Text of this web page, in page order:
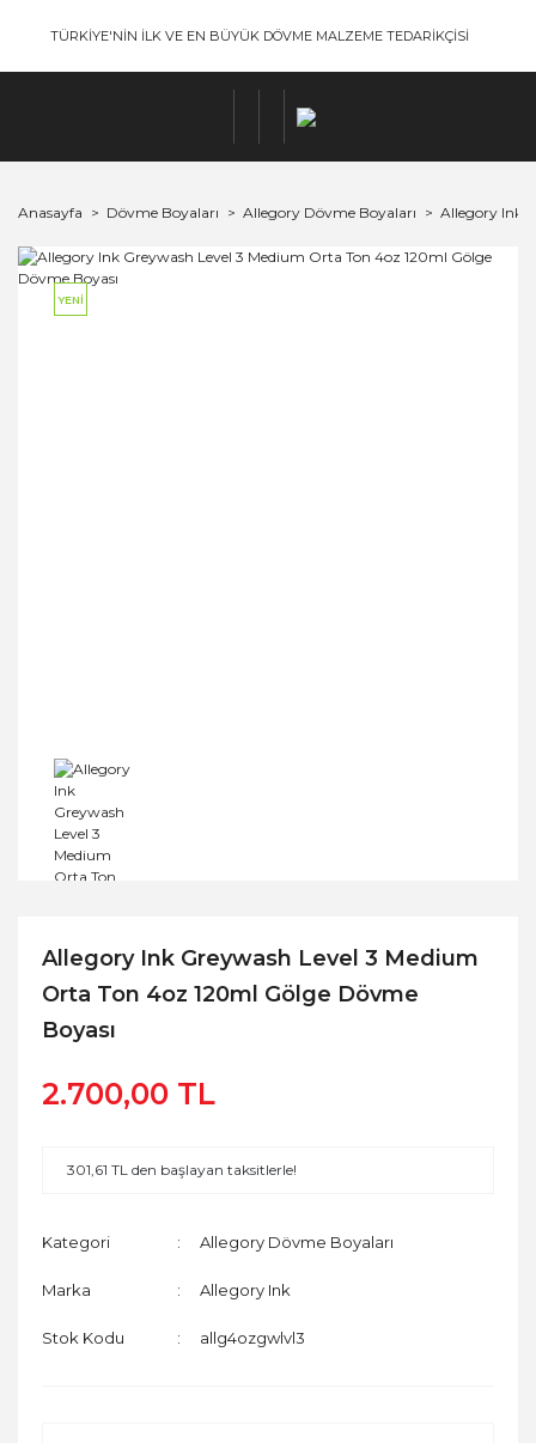
TÜRKİYE'NİN İLK VE EN BÜYÜK DÖVME MALZEME TEDARİKÇİSİ
Anasayfa Dövme Boyaları Allegory Dövme Boyaları Allegory Ink
YENİ
Allegory Ink Greywash Level 3 Medium
Orta Ton 4oz 120ml Gölge Dövme
Boyası
2.700,00 TL
301,61 TL den başlayan taksitlerle!
Kategori Allegory Dövme Boyaları
Marka Allegory Ink
Stok Kodu allg4ozgwlvl3